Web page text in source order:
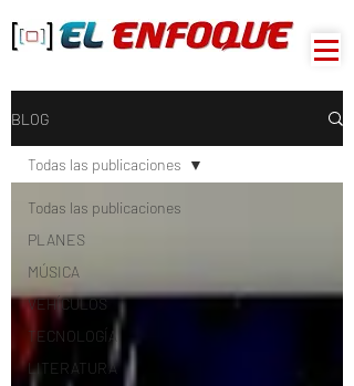
BLOG
Todas las publicaciones
PLANES
MÚSICA
VEHÍCULOS
TECNOLOGÍA
LITERATURA
Todas las publicaciones